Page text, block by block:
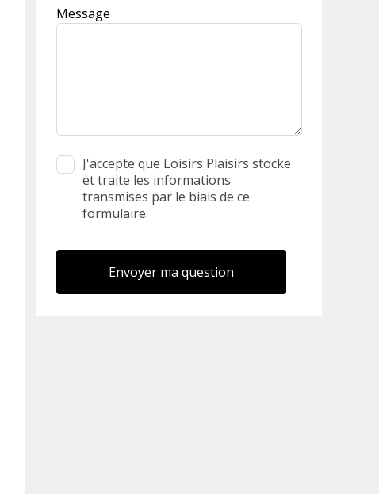
Message
J'accepte que Loisirs Plaisirs stocke
et traite les informations
transmises par le biais de ce
formulaire.
Envoyer ma question